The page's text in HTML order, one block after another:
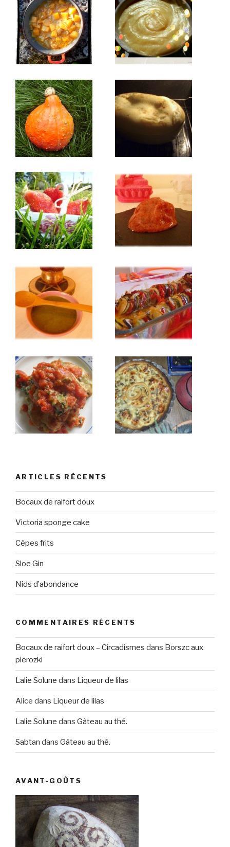
ARTICLES RÉCENTS
Bocaux de raifort doux
Victoria sponge cake
Cèpes frits
Sloe Gin
Nids d’abondance
COMMENTAIRES RÉCENTS
Bocaux de raifort doux – Circadismes dans Borszc aux
pierozki
Lalie Solune dans Liqueur de lilas
Alice dans Liqueur de lilas
Lalie Solune dans Gâteau au thé.
Sabtan dans Gâteau au thé.
AVANT-GOÛTS